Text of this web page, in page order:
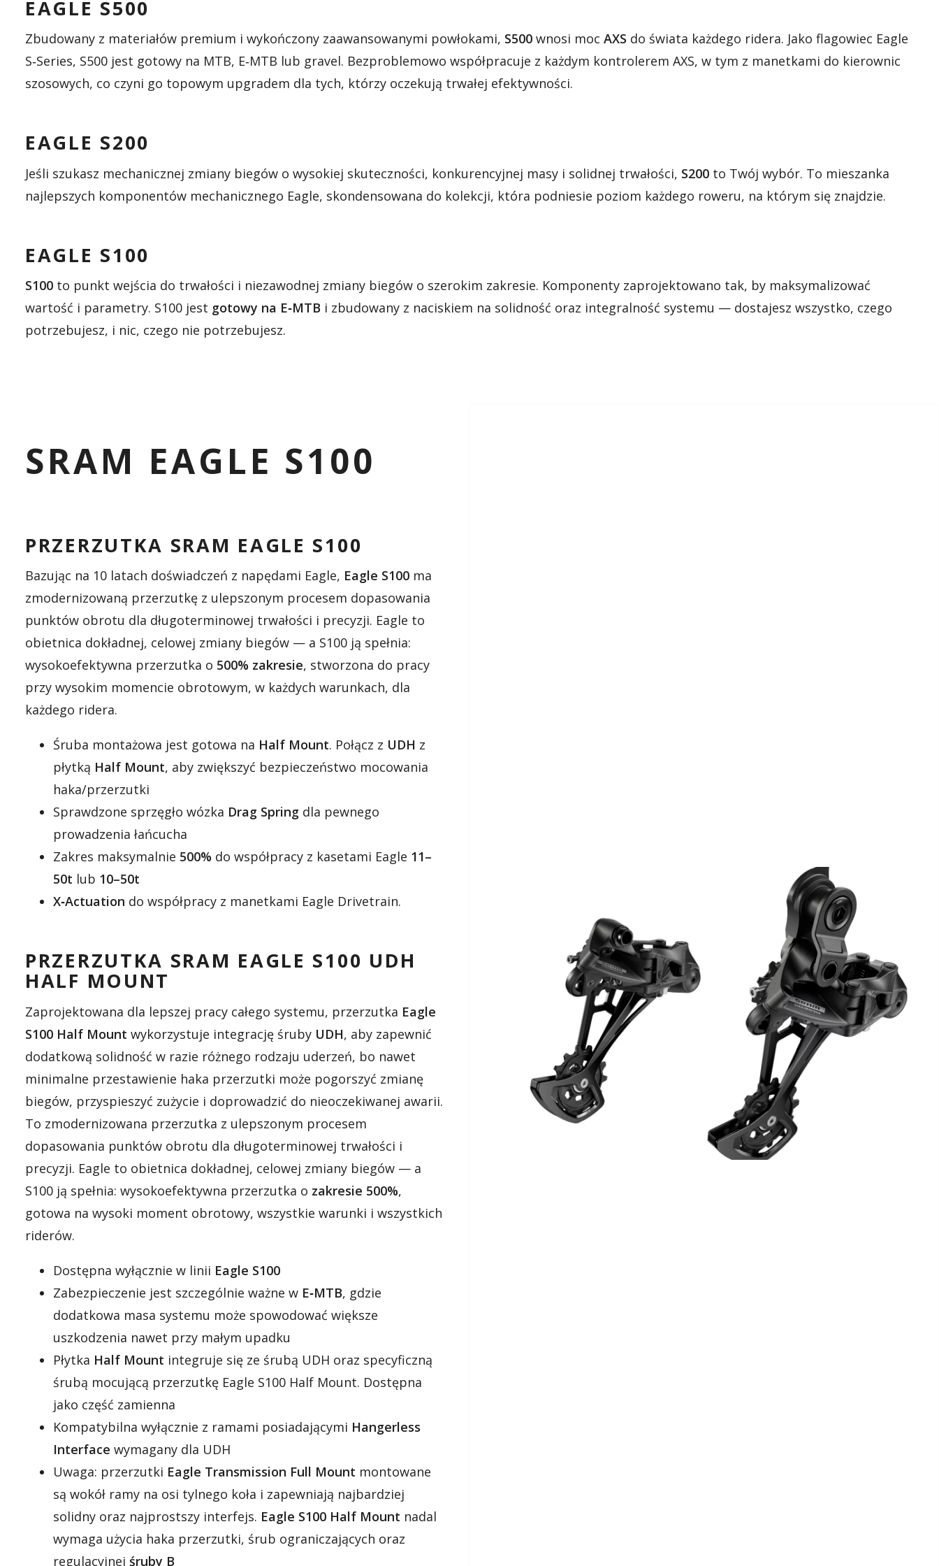
EAGLE S500
Zbudowany z materiałów premium i wykończony zaawansowanymi powłokami, S500 wnosi moc AXS do świata każdego ridera. Jako flagowiec Eagle
S‑Series, S500 jest gotowy na MTB, E‑MTB lub gravel. Bezproblemowo współpracuje z każdym kontrolerem AXS, w tym z manetkami do kierownic
szosowych, co czyni go topowym upgradem dla tych, którzy oczekują trwałej efektywności.
EAGLE S200
Jeśli szukasz mechanicznej zmiany biegów o wysokiej skuteczności, konkurencyjnej masy i solidnej trwałości, S200 to Twój wybór. To mieszanka
najlepszych komponentów mechanicznego Eagle, skondensowana do kolekcji, która podniesie poziom każdego roweru, na którym się znajdzie.
EAGLE S100
S100 to punkt wejścia do trwałości i niezawodnej zmiany biegów o szerokim zakresie. Komponenty zaprojektowano tak, by maksymalizować
wartość i parametry. S100 jest gotowy na E‑MTB i zbudowany z naciskiem na solidność oraz integralność systemu — dostajesz wszystko, czego
potrzebujesz, i nic, czego nie potrzebujesz.
SRAM EAGLE S100
PRZERZUTKA SRAM EAGLE S100
Bazując na 10 latach doświadczeń z napędami Eagle, Eagle S100 ma
zmodernizowaną przerzutkę z ulepszonym procesem dopasowania
punktów obrotu dla długoterminowej trwałości i precyzji. Eagle to
obietnica dokładnej, celowej zmiany biegów — a S100 ją spełnia:
wysokoefektywna przerzutka o 500% zakresie, stworzona do pracy
przy wysokim momencie obrotowym, w każdych warunkach, dla
każdego ridera.
Śruba montażowa jest gotowa na Half Mount. Połącz z UDH z
płytką Half Mount, aby zwiększyć bezpieczeństwo mocowania
haka/przerzutki
Sprawdzone sprzęgło wózka Drag Spring dla pewnego
prowadzenia łańcucha
Zakres maksymalnie 500% do współpracy z kasetami Eagle 11–
50t lub 10–50t
X‑Actuation do współpracy z manetkami Eagle Drivetrain.
PRZERZUTKA SRAM EAGLE S100 UDH
HALF MOUNT
Zaprojektowana dla lepszej pracy całego systemu, przerzutka Eagle
S100 Half Mount wykorzystuje integrację śruby UDH, aby zapewnić
dodatkową solidność w razie różnego rodzaju uderzeń, bo nawet
minimalne przestawienie haka przerzutki może pogorszyć zmianę
biegów, przyspieszyć zużycie i doprowadzić do nieoczekiwanej awarii.
To zmodernizowana przerzutka z ulepszonym procesem
dopasowania punktów obrotu dla długoterminowej trwałości i
precyzji. Eagle to obietnica dokładnej, celowej zmiany biegów — a
S100 ją spełnia: wysokoefektywna przerzutka o zakresie 500%,
gotowa na wysoki moment obrotowy, wszystkie warunki i wszystkich
riderów.
Dostępna wyłącznie w linii Eagle S100
Zabezpieczenie jest szczególnie ważne w E‑MTB, gdzie
dodatkowa masa systemu może spowodować większe
uszkodzenia nawet przy małym upadku
Płytka Half Mount integruje się ze śrubą UDH oraz specyficzną
śrubą mocującą przerzutkę Eagle S100 Half Mount. Dostępna
jako część zamienna
Kompatybilna wyłącznie z ramami posiadającymi Hangerless
Interface wymagany dla UDH
Uwaga: przerzutki Eagle Transmission Full Mount montowane
są wokół ramy na osi tylnego koła i zapewniają najbardziej
solidny oraz najprostszy interfejs. Eagle S100 Half Mount nadal
wymaga użycia haka przerzutki, śrub ograniczających oraz
regulacyjnej śruby B